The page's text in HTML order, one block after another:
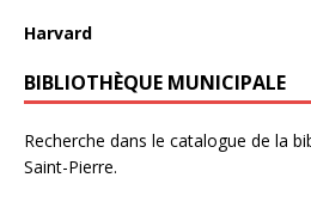
Harvard
BIBLIOTHÈQUE MUNICIPALE
Recherche dans le catalogue de la
Saint-Pierre.